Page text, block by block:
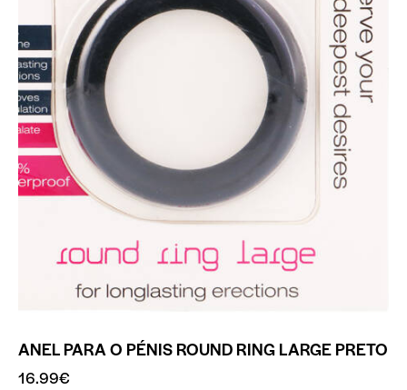
ANEL PARA O PÉNIS ROUND RING LARGE PRETO
16.99€